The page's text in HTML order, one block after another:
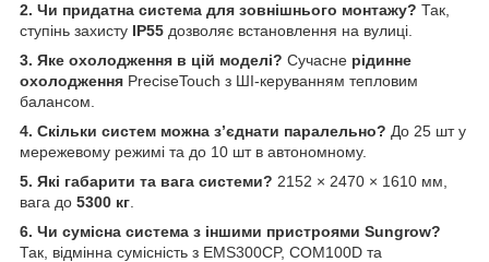
2. Чи придатна система для зовнішнього монтажу? Так,
ступінь захисту IP55 дозволяє встановлення на вулиці.
3. Яке охолодження в цій моделі? Сучасне рідинне
охолодження PreciseTouch з ШІ-керуванням тепловим
балансом.
4. Скільки систем можна з’єднати паралельно? До 25 шт у
мережевому режимі та до 10 шт в автономному.
5. Які габарити та вага системи? 2152 × 2470 × 1610 мм,
вага до 5300 кг
6. Чи сумісна система з іншими пристроями Sungrow?
Так, відмінна сумісність з EMS300CP, COM100D та